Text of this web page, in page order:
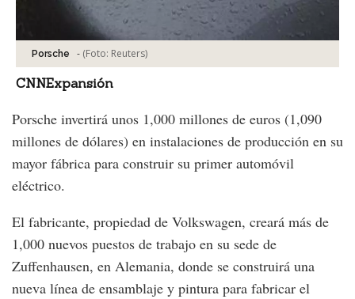
Porsche - (Foto: Reuters)
CNNExpansión
Porsche invertirá unos 1,000 millones de euros (1,090
millones de dólares) en instalaciones de producción en su
mayor fábrica para construir su primer automóvil
eléctrico.
El fabricante, propiedad de Volkswagen, creará más de
1,000 nuevos puestos de trabajo en su sede de
Zuffenhausen, en Alemania, donde se construirá una
nueva línea de ensamblaje y pintura para fabricar el